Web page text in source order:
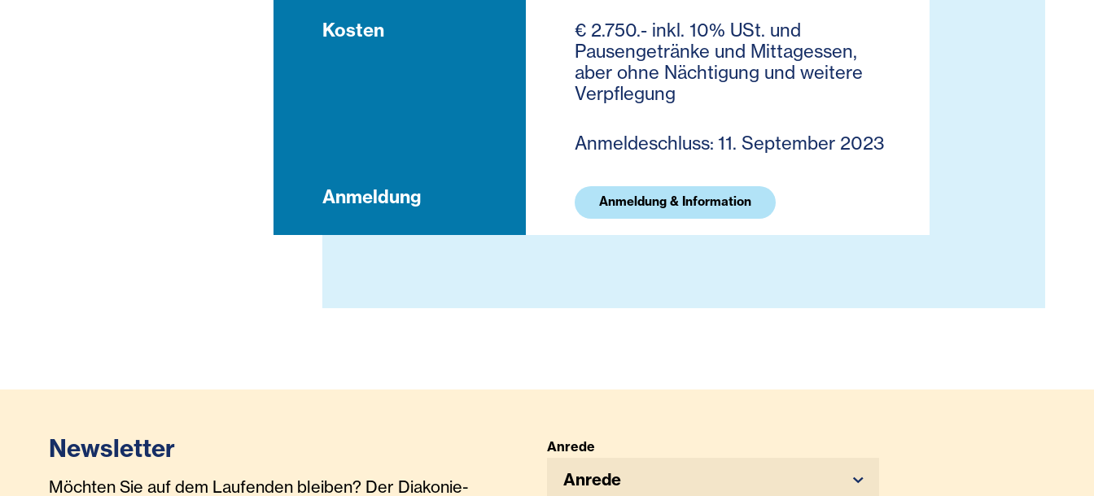
Kosten
€ 2.750.- inkl. 10% USt. und
Pausengetränke und Mittagessen,
aber ohne Nächtigung und weitere
Verpflegung
Anmeldeschluss: 11. September 2023
Anmeldung Anmeldung & Information
Newsletter
Möchten Sie auf dem Laufenden bleiben? Der Diakonie-
Anrede
Anrede